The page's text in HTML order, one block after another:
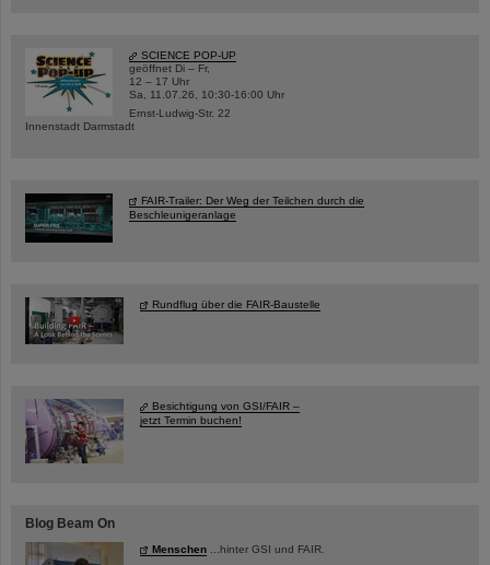
SCIENCE POP-UP
geöffnet Di – Fr,
12 – 17 Uhr
Sa, 11.07.26, 10:30-16:00 Uhr
Ernst-Ludwig-Str. 22
Innenstadt Darmstadt
FAIR-Trailer: Der Weg der Teilchen durch die
Beschleunigeranlage
Rundflug über die FAIR-Baustelle
Besichtigung von GSI/FAIR –
jetzt Termin buchen!
Blog Beam On
Menschen ...hinter GSI und FAIR.